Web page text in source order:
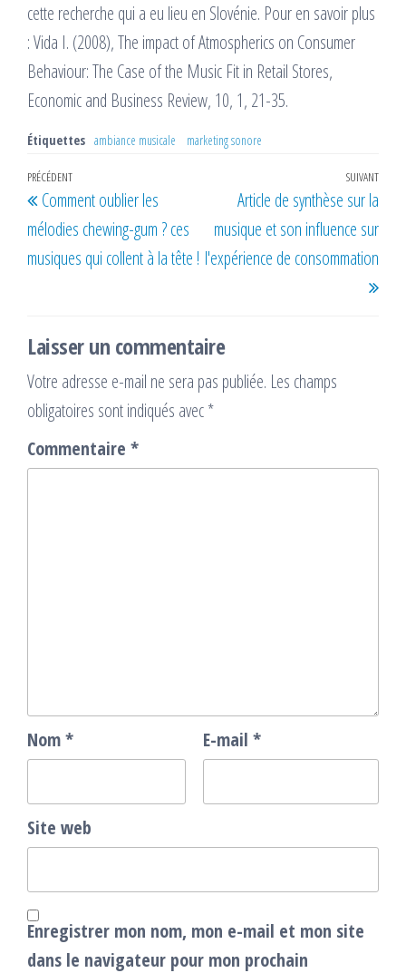
cette recherche qui a eu lieu en Slovénie. Pour en savoir plus
: Vida I. (2008), The impact of Atmospherics on Consumer
Behaviour: The Case of the Music Fit in Retail Stores,
Economic and Business Review, 10, 1, 21-35.
Étiquettes ambiance musicale marketing sonore
Navigation
de
l’article
Article
précédent
PRÉCÉDENT
Comment oublier les
mélodies chewing-gum ? ces
musiques qui collent à la tête !
SUIVANT
Article de synthèse sur la
musique et son influence sur
l'expérience de consommation
Laisser un commentaire
Votre adresse e-mail ne sera pas publiée. Les champs
obligatoires sont indiqués avec*
Commentaire *
Nom* E-mail *
Site web
Enregistrer mon nom, mon e-mail et mon site
dans le navigateur pour mon prochain